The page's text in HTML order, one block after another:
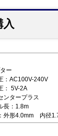
入
ー
：AC100V-240V
： 5V-2A
ンタープラス
長：1.8m
外形4.0mm 内径